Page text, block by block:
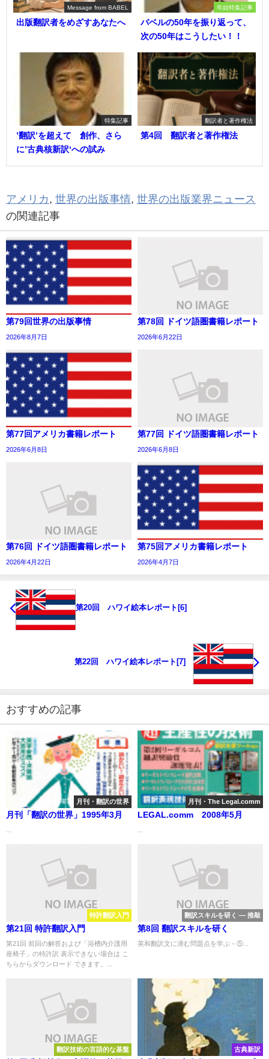
Message from BABEL
出版翻訳者をめざすあなたへ
年始特集記事
バベルの50年を振り返って、
次の50年はこうしたい！！
特集記事
’翻訳’を超えて 創作、さら
に’古典核新訳‘への試み
翻訳者と著作権法
第4回 翻訳者と著作権法
アメリカ 世界の出版事情 世界の出版業界ニュース
の関連記事
第79回世界の出版事情
2026年8月7日
第78回 ドイツ語圏書籍レポート
2026年6月22日
第77回アメリカ書籍レポート
2026年6月8日
第77回 ドイツ語圏書籍レポート
2026年6月8日
第76回 ドイツ語圏書籍レポート
2026年4月22日
第75回アメリカ書籍レポート
2026年4月7日
第20回 ハワイ絵本レポート[6]
第22回 ハワイ絵本レポート[7]
おすすめの記事
月刊・翻訳の世界
月刊「翻訳の世界」1995年3月
月刊・The Legal.comm
LEGAL.comm 2008年5月
特許翻訳入門
第21回 特許翻訳入門
第21回 前回の解答および「浴槽内介護用
座椅子」の特許訳 表示できない場合は こ
ちらからダウンロード できます。...
翻訳スキルを研く ― 推敲
第8回 翻訳スキルを研く
英和翻訳文に潜む問題点を学ぶ－⑤...
翻訳技術の言語的な基盤 古典新訳